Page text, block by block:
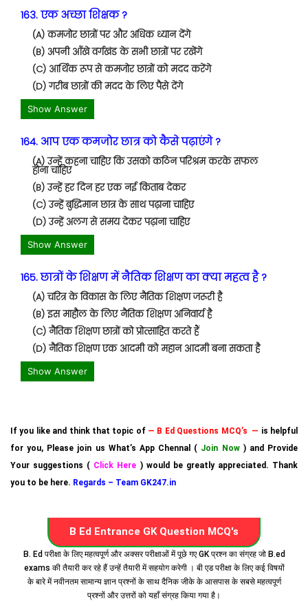
163. एक अच्छा शिक्षक ?
(A) कमजोर छात्रों पर और अधिक ध्यान देंगे
(B) अपनी आँखे वर्गखंड के सभी छात्रों पर रखेंगे
(C) आर्थिक रूप से कमजोर छात्रों को मदद करेंगे
(D) गरीब छात्रों की मदद के लिए पैसे देंगे
Show Answer
164. आप एक कमजोर छात्र को कैसे पढ़ाएंगे ?
(A) उन्हें कहना चाहिए कि उसको कठिन परिश्रम करके सफल
होना चाहिए
(B) उन्हें हर दिन हर एक नई किताब देकर
(C) उन्हें बुद्धिमान छात्र के साथ पढ़ाना चाहिए
(D) उन्हें अलग से समय देकर पढ़ाना चाहिए
Show Answer
165. छात्रों के शिक्षण में नैतिक शिक्षण का क्या महत्व है ?
(A) चरित्र के विकास के लिए नैतिक शिक्षण जरूरी है
(B) इस माहौल के लिए नैतिक शिक्षण अनिवार्य है
(C) नैतिक शिक्षण छात्रों को प्रोत्साहित करते हैं
(D) नैतिक शिक्षण एक आदमी को महान आदमी बना सकता है
Show Answer
If you like and think that topic of — B Ed Questions MCQ’s — is helpful
for you, Please join us What’s App Chennal ( Join Now) and Provide
Your suggestions ( Click Here ) would be greatly appreciated. Thank
you to be here. Regards – Team GK247.in
B Ed Entrance GK Question MCQ's
B. Ed परीक्षा के लिए महत्वपूर्ण और अक्सर परीक्षाओं में पूछे गए GK प्रश्न का संग्रह जो B.ed
exams की तैयारी कर रहे हैं उन्हें तैयारी में सहयोग करेगी । बी एड परीक्षा के लिए कई विषयों
के बारे में नवीनतम सामान्य ज्ञान प्रश्नों के साथ दैनिक जीके के आसपास के सबसे महत्वपूर्ण
प्रश्नों और उत्तरों को यहाँ संग्रह किया गया है।